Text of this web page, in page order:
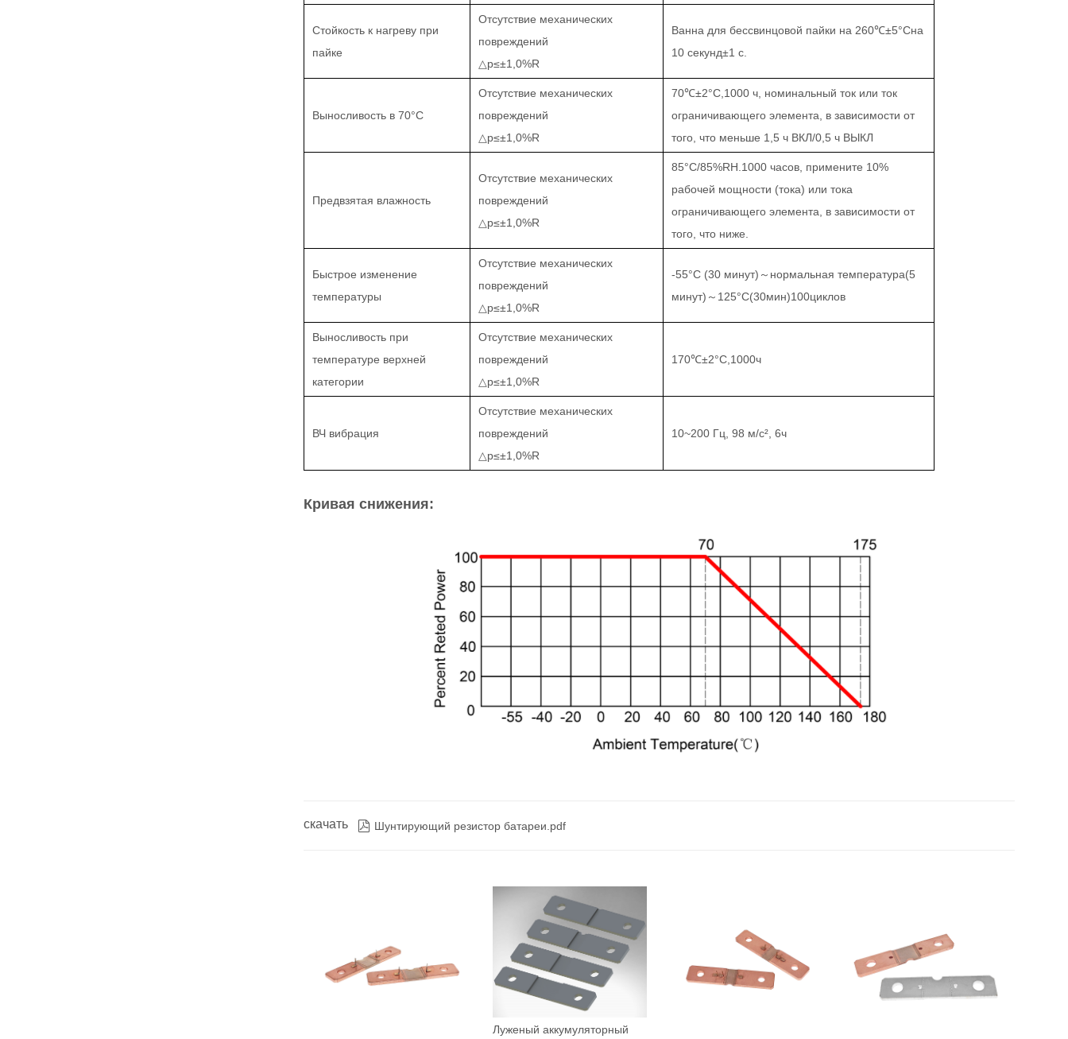
Стойкость к нагреву при
пайке
Отсутствие механических
повреждений
△р≤±1,0%R
Ванна для бессвинцовой пайки на 260℃±5°Сна
10 секунд±1 с.
Выносливость в 70°С
Отсутствие механических
повреждений
△р≤±1,0%R
70℃±2°С, 1000 ч, номинальный ток или ток
ограничивающего элемента, в зависимости от
того, что меньше 1,5 ч ВКЛ/0,5 ч ВЫКЛ
Предвзятая влажность
Отсутствие механических
повреждений
△р≤±1,0%R
85°С/85%RH.1000 часов, примените 10%
рабочей мощности (тока) или тока
ограничивающего элемента, в зависимости от
того, что ниже.
Быстрое изменение
температуры
Отсутствие механических
повреждений
△р≤±1,0%R
-55°С (30 минут)～ нормальная температура(5
минут)～ 125°С(30мин)100циклов
Выносливость при
температуре верхней
категории
Отсутствие механических
повреждений
△р≤±1,0%R
170℃±2°С, 1000ч
ВЧ вибрация
Отсутствие механических
повреждений
△р≤±1,0%R
10~200 Гц, 98 м/с², 6ч
Кривая снижения:
скачать  Шунтирующий резистор батареи.pdf
Луженый аккумуляторный